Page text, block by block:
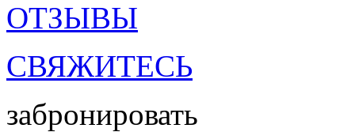
ОТЗЫВЫ
СВЯЖИТЕСЬ
забронировать